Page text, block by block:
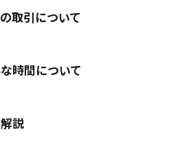
取引について
時間について
説